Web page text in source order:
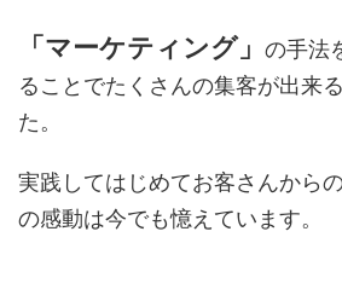
「マーケティング」 の手法
ることでたくさんの集客が出来
た。
実践してはじめてお客さんから
の感動は今でも憶えています。